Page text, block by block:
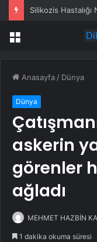
Silikozis Hastalığı
Menü
Anasayfa / Dünya
Dünya
askerin
görenler
ağladı
MEHMET HAZBİN
1 dakika okuma süresi